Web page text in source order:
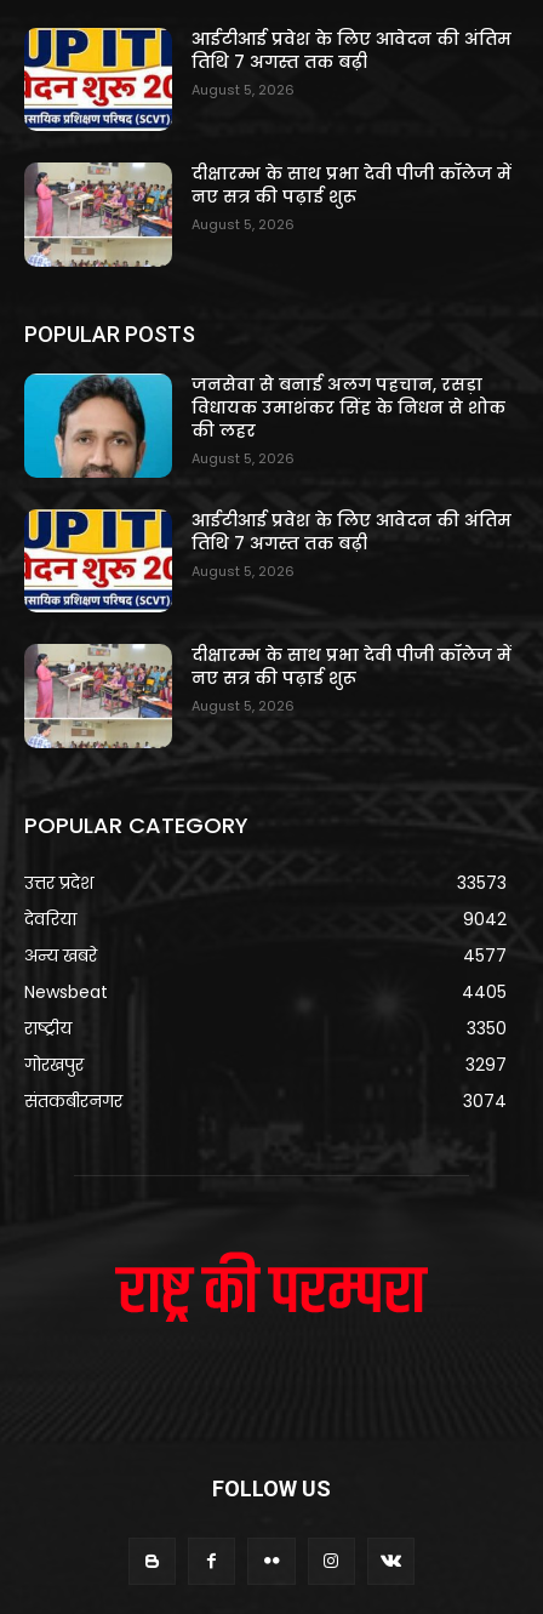
आईटीआई प्रवेश के लिए आवेदन की अंतिम
तिथि 7 अगस्त तक बढ़ी
August 5, 2026
दीक्षारम्भ के साथ प्रभा देवी पीजी कॉलेज में
नए सत्र की पढ़ाई शुरू
August 5, 2026
POPULAR POSTS
जनसेवा से बनाई अलग पहचान, रसड़ा
विधायक उमाशंकर सिंह के निधन से शोक
की लहर
August 5, 2026
आईटीआई प्रवेश के लिए आवेदन की अंतिम
तिथि 7 अगस्त तक बढ़ी
August 5, 2026
दीक्षारम्भ के साथ प्रभा देवी पीजी कॉलेज में
नए सत्र की पढ़ाई शुरू
August 5, 2026
POPULAR CATEGORY
उत्तर प्रदेश
33573
देवरिया
9042
अन्य खबरे
4577
Newsbeat
4405
राष्ट्रीय
3350
गोरखपुर
3297
संतकबीरनगर
3074
FOLLOW US